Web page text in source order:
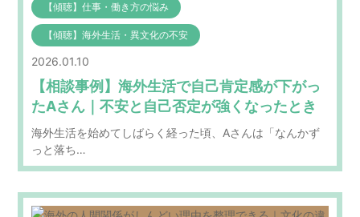
【傾聴】仕事・働き方の悩み
【傾聴】海外生活・異文化の不安
2026.01.10
【相談事例】海外生活で自己肯定感が下がっ
たAさん｜不安と自己否定が強くなったとき
海外生活を始めてしばらく経った頃、Aさんは「なんかず
っと落ち…